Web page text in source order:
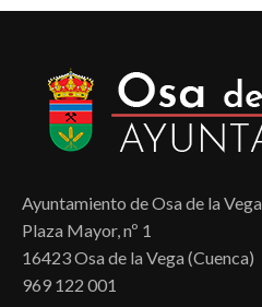
Ayuntamiento de Osa de la Vega
Plaza Mayor, nº 1
16423 Osa de la Vega (Cuenca)
969 122 001